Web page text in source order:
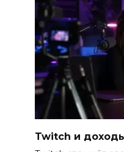
Twitch и